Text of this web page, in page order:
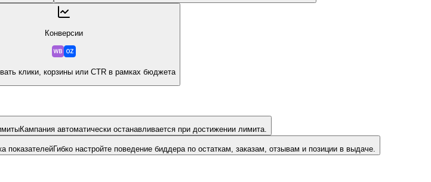
Конверсии
клики, корзины или CTR в рамках бюджета
Кампания автоматически останавливается при достижении лимита.
показателейГибко настройте поведение биддера по остаткам, заказам, отзывам и позиции в выдаче.